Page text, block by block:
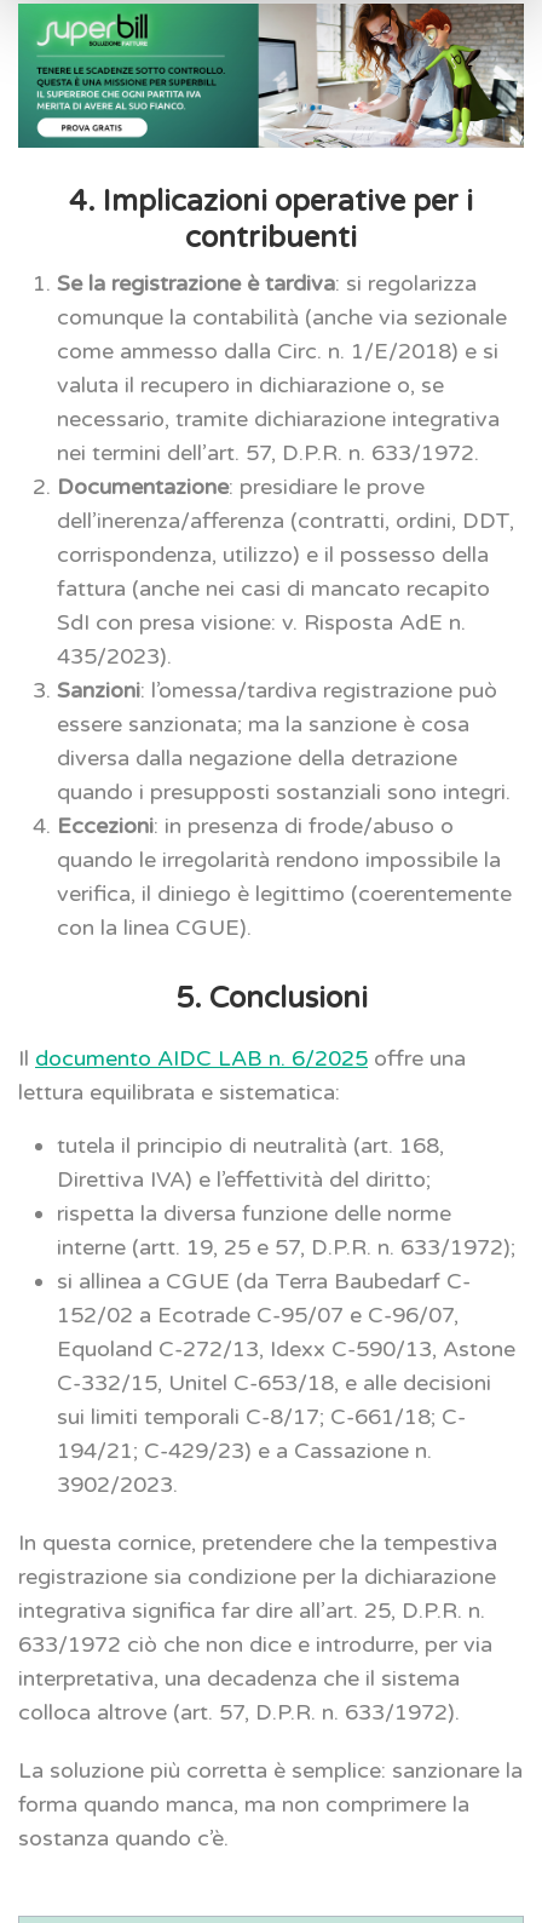
4. Implicazioni operative per i
contribuenti
Se la registrazione è tardiva: si regolarizza
comunque la contabilità (anche via sezionale
come ammesso dalla Circ. n. 1/E/2018) e si
valuta il recupero in dichiarazione o, se
necessario, tramite dichiarazione integrativa
nei termini dell’art. 57, D.P.R. n. 633/1972.
Documentazione: presidiare le prove
dell’inerenza/afferenza (contratti, ordini, DDT,
corrispondenza, utilizzo) e il possesso della
fattura (anche nei casi di mancato recapito
SdI con presa visione: v. Risposta AdE n.
435/2023).
Sanzioni: l’omessa/tardiva registrazione può
essere sanzionata; ma la sanzione è cosa
diversa dalla negazione della detrazione
quando i presupposti sostanziali sono integri.
Eccezioni: in presenza di frode/abuso o
quando le irregolarità rendono impossibile la
verifica, il diniego è legittimo (coerentemente
con la linea CGUE).
5. Conclusioni
Il documento AIDC LAB n. 6/2025 offre una
lettura equilibrata e sistematica:
tutela il principio di neutralità (art. 168,
Direttiva IVA) e l’effettività del diritto;
rispetta la diversa funzione delle norme
interne (artt. 19, 25 e 57, D.P.R. n. 633/1972);
si allinea a CGUE (da Terra Baubedarf C-
152/02 a Ecotrade C-95/07 e C-96/07,
Equoland C-272/13, Idexx C-590/13, Astone
C-332/15, Unitel C-653/18, e alle decisioni
sui limiti temporali C-8/17; C-661/18; C-
194/21; C-429/23) e a Cassazione n.
3902/2023.
In questa cornice, pretendere che la tempestiva
registrazione sia condizione per la dichiarazione
integrativa significa far dire all’art. 25, D.P.R. n.
633/1972 ciò che non dice e introdurre, per via
interpretativa, una decadenza che il sistema
colloca altrove (art. 57, D.P.R. n. 633/1972).
La soluzione più corretta è semplice: sanzionare la
forma quando manca, ma non comprimere la
sostanza quando c’è.